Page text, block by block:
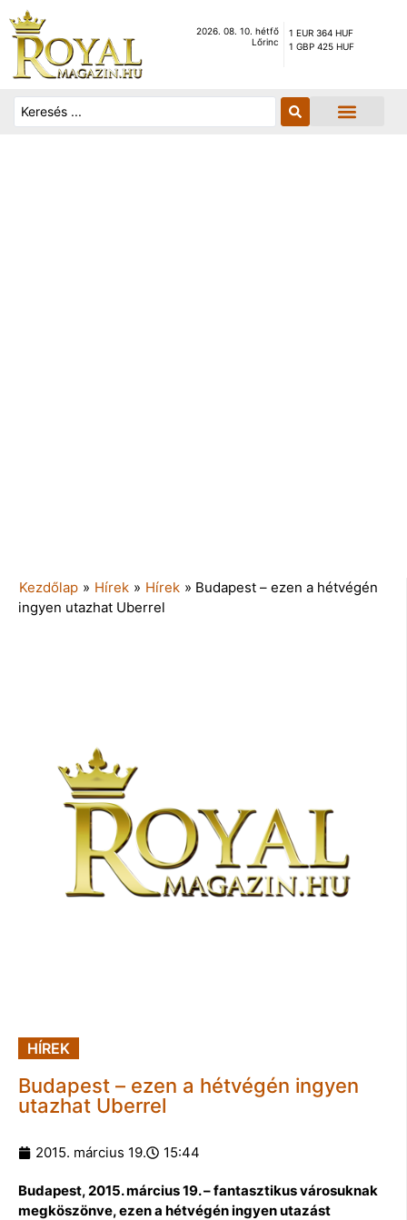
2026. 08. 10. hétfő
Lőrinc
1 EUR 364 HUF
1 GBP 425 HUF
Kezdőlap » Hírek » Hírek » Budapest – ezen a hétvégén
ingyen utazhat Uberrel
HÍREK
Budapest – ezen a hétvégén ingyen
utazhat Uberrel
2015. március 19. 15:44
Budapest, 2015. március 19. – fantasztikus városuknak
megköszönve, ezen a hétvégén ingyen utazást